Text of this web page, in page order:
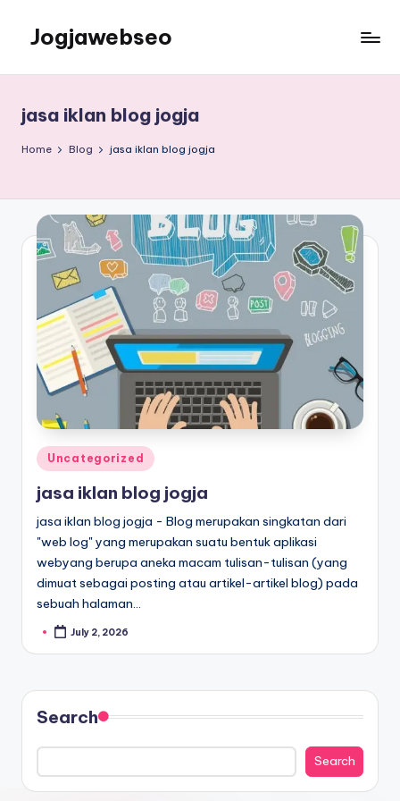
Jogjawebseo
jasa iklan blog jogja
Home Blog jasa iklan blog jogja
Uncategorized
jasa iklan blog jogja
jasa iklan blog jogja - Blog merupakan singkatan dari
"web log" yang merupakan suatu bentuk aplikasi
webyang berupa aneka macam tulisan-tulisan (yang
dimuat sebagai posting atau artikel-artikel blog) pada
sebuah halaman…
July 2, 2026
Search
Search